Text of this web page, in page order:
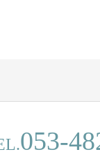
053-